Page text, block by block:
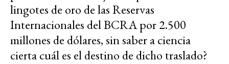
lingotes de oro de las Reservas
Internacionales del BCRA por 2.500
millones de dólares, sin saber a ciencia
cierta cuál es el destino de dicho traslado?